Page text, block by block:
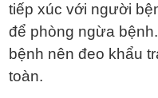
tiếp xúc với người
để phòng ngừa
bệnh nên đeo khẩu
toàn.